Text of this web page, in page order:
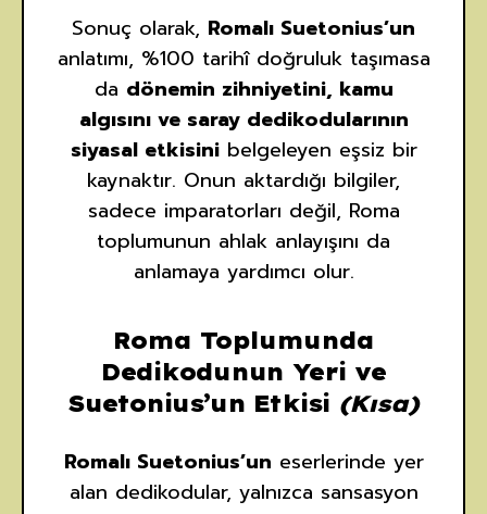
Sonuç olarak, Romalı Suetonius’un
anlatımı, %100 tarihî doğruluk taşımasa
da dönemin zihniyetini, kamu
algısını ve saray dedikodularının
siyasal etkisinibelgeleyen eşsiz bir
kaynaktır. Onun aktardığı bilgiler,
sadece imparatorları değil, Roma
toplumunun ahlak anlayışını da
anlamaya yardımcı olur.
Roma Toplumunda
Dedikodunun Yeri ve
Suetonius’un Etkisi (Kısa)
Romalı Suetonius’un eserlerinde yer
alan dedikodular, yalnızca sansasyon